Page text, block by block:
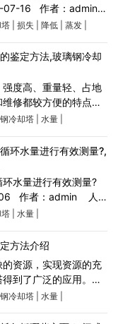
07-16 作者：admin
如何降低蒸发损失水
| 损失 降低| 蒸发|
鉴定方法,玻璃钢冷却
度高、重量轻、占地
修都较方便的特点，
加热炉及冷凝工艺等
冷却塔| 水量|
环水量进行有效测量?,
水量进行有效测量?
作者：admin 人
| 水量|
方法介绍
资源，实现资源的充
到了广泛的应用。它
量轻、占地少、并且
冷却塔| 水量|